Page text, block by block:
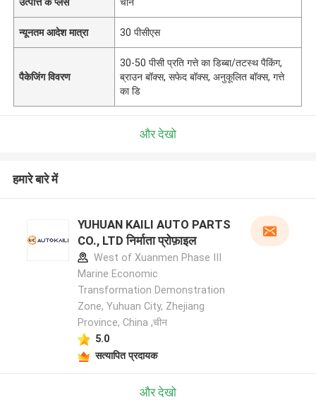
न्यूनतम आदेश मात्रा 30 पीसीएस
पैकेजिंग विवरण
30-50 पीसी प्रति गत्ते का डिब्बा/तटस्थ पैकिंग,
ब्राउन बॉक्स, सफेद बॉक्स, अनुकूलित बॉक्स, गत्ते
का डि
और देखो
हमारे बारे में
YUHUAN KAILI AUTO PARTS
CO., LTD निर्माता प्रोफ़ाइल
West of Xuanmen Phase III
Marine Economic
Transformation Demonstration
Zone, Yuhuan City, Zhejiang
Province, China ,चीन
5.0
सत्यापित प्रदायक
और देखो